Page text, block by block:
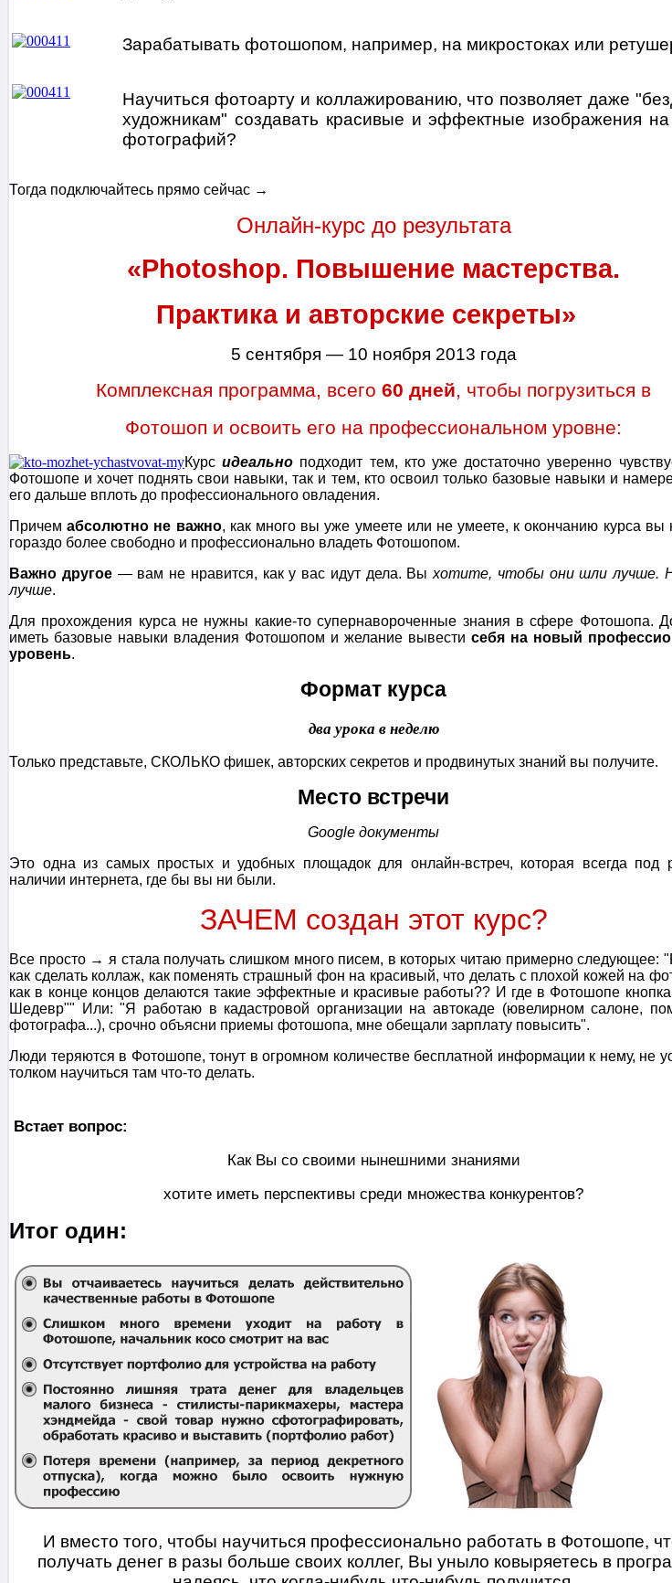
Зарабатывать фотошопом, например, на микростоках или
Научиться фотоарту и коллажированию, что позволяет даже
художникам" создавать красивые и эффектные изображения
фотографий?
Тогда подключайтесь прямо сейчас →
Онлайн-курс до результата
«Photoshop. Повышение мастерства.
Практика и авторские секреты»
5 сентября — 10 ноября 2013 года
Комплексная программа, всего 60 дней, чтобы погрузиться в
Фотошоп и освоить его на профессиональном уровне:
Курсидеально подходит тем, кто уже достаточно уверенно
Фотошопе и хочет поднять свои навыки, так и тем, кто освоил только базовые навыки и
его дальше вплоть до профессионального овладения.
Причемабсолютно не важно, как много вы уже умеете или не умеете, к окончанию курса вы
гораздо более свободно и профессионально владеть Фотошопом.
Важно другое — вам не нравится, как у вас идут дела. Выхотите, чтобы они шли лучше.
лучше.
Для прохождения курса не нужны какие-то супернавороченные знания в сфере Фотошопа.
иметь базовые навыки владения Фотошопом и желание вывести себя на новый
уровень.
Формат курса
два урока в неделю
Только представьте, СКОЛЬКО фишек, авторских секретов и продвинутых знаний вы получите.
Место встречи
Google документы
Это одна из самых простых и удобных площадок для онлайн-встреч, которая всегда под
наличии интернета, где бы вы ни были.
ЗАЧЕМ создан этот курс?
Все просто → я стала получать слишком много писем, в которых читаю примерно следующее:
как сделать коллаж, как поменять страшный фон на красивый, что делать с плохой кожей на
как в конце концов делаются такие эффектные и красивые работы?? И где в Фотошопе
Шедевр"" Или: "Я работаю в кадастровой организации на автокаде (ювелирном салоне,
фотографа...), срочно объясни приемы фотошопа, мне обещали зарплату повысить".
Люди теряются в Фотошопе, тонут в огромном количестве бесплатной информации к нему, не
толком научиться там что-то делать.
Встает вопрос:
Как Вы со своими нынешними знаниями
хотите иметь перспективы среди множества конкурентов?
Итог один:
И вместо того, чтобы научиться профессионально работать в Фотошопе,
получать денег в разы больше своих коллег, Вы уныло ковыряетесь в